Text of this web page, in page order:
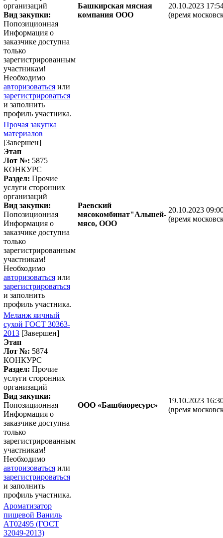
организаций
Вид закупки:
Попозиционная
Информация о
заказчике доступна
только
зарегистрированным
участникам!
Необходимо
авторизоваться или
зарегистрироваться
и заполнить
профиль участника.
Башкирская мясная
компания ООО
20.10.2023
(время
Прочая закупка
материалов
[Завершен]
Этап
Лот №: 5875
КОНКУРС
Раздел: Прочие
услуги сторонних
организаций
Вид закупки:
Попозиционная
Информация о
заказчике доступна
только
зарегистрированным
участникам!
Необходимо
авторизоваться или
зарегистрироваться
и заполнить
профиль участника.
Раевский
мясокомбинат"Альшей-
мясо, ООО
20.10.2023
(время
Меланж яичный
сухой ГОСТ 30363-
2013 [Завершен]
Этап
Лот №: 5874
КОНКУРС
Раздел: Прочие
услуги сторонних
организаций
Вид закупки:
Попозиционная
Информация о
заказчике доступна
только
зарегистрированным
участникам!
Необходимо
авторизоваться или
зарегистрироваться
и заполнить
профиль участника.
ООО «Башбиоресурс»
19.10.2023
(время
Ароматизатор
пищевой Ваниль
АТ02495 (ГОСТ
32049-2013)